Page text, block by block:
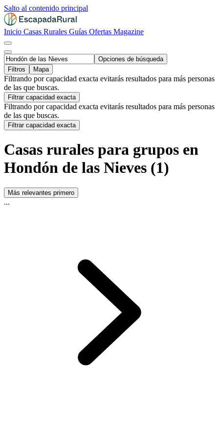
Salto al contenido principal
Inicio Casas Rurales Guías Ofertas Magazine
Opciones de búsqueda
Filtros
Mapa
Filtrando por capacidad exacta evitarás resultados para más personas
de las que buscas.
Filtrar capacidad exacta
Filtrando por capacidad exacta evitarás resultados para más personas
de las que buscas.
Filtrar capacidad exacta
Casas rurales para grupos en
Hondón de las Nieves (1)
Más relevantes primero
...